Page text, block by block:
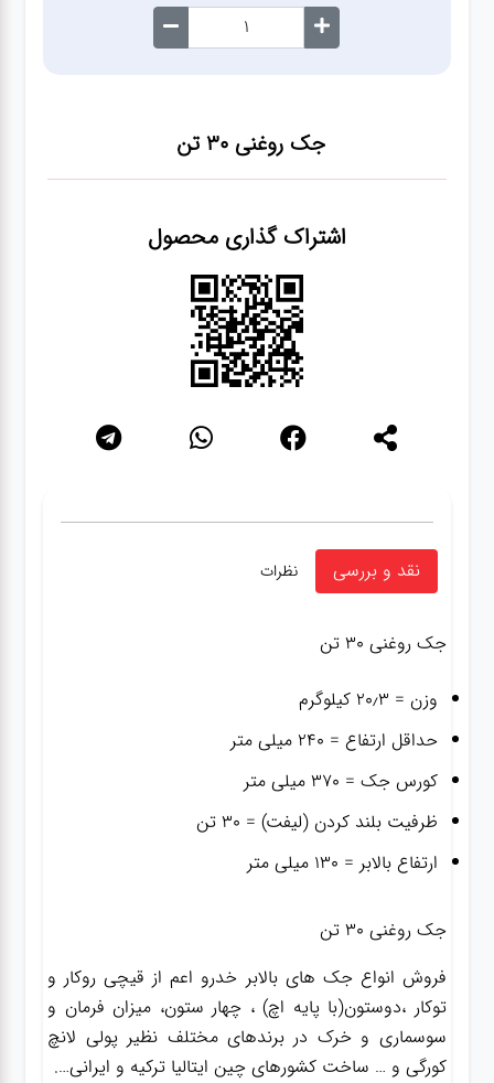
فنی
جک روغنی ۳۰ تن
اشتراک گذاری محصول
نقد و بررسی نظرات
جک روغنی ۳۰ تن
وزن = ۲۰٫۳ کیلوگرم
حداقل ارتفاع = ۲۴۰ میلی متر
کورس جک = ۳۷۰ میلی متر
ظرفیت بلند کردن (لیفت) = ۳۰ تن
ارتفاع بالابر = ۱۳۰ میلی متر
جک روغنی ۳۰ تن
فروش انواع جک های بالابر خدرو اعم از قیچی روکار و
توکار ،دوستون(با پایه اچ) ، چهار ستون، میزان فرمان و
سوسماری و خرک در برندهای مختلف نظیر پولی لانچ
کورگی و … ساخت کشورهای چین ایتالیا ترکیه و ایرانی….